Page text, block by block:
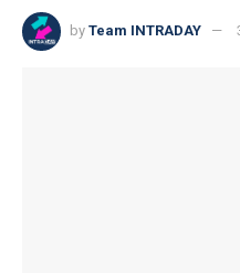
by Team INTRADAY